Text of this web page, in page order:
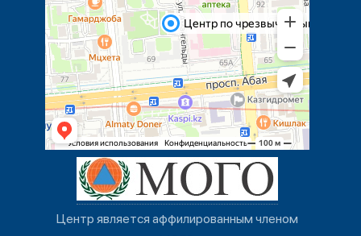
Центр является аффилированным членом